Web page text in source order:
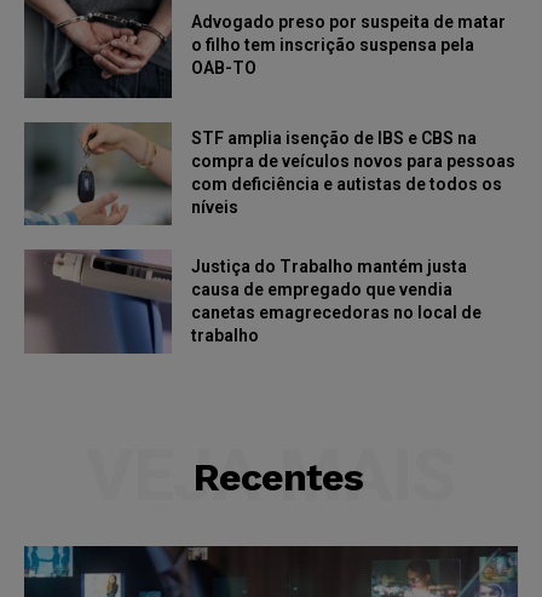
Advogado preso por suspeita de matar
o filho tem inscrição suspensa pela
OAB-TO
STF amplia isenção de IBS e CBS na
compra de veículos novos para pessoas
com deficiência e autistas de todos os
níveis
Justiça do Trabalho mantém justa
causa de empregado que vendia
canetas emagrecedoras no local de
trabalho
Recentes
VEJA MAIS